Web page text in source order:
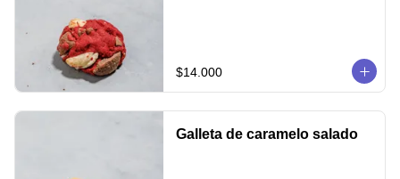
$14.000
Galleta de caramelo salado